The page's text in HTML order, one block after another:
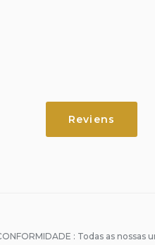
Reviens
: Todas as nossas